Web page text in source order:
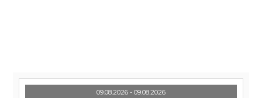
09.08.2026 - 09.08.2026